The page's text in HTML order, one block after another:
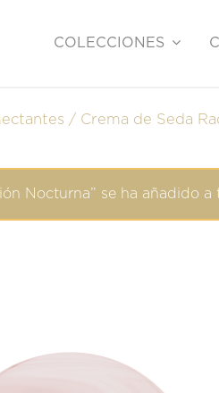
COLECCIONES
Crema de Seda
Nocturna” se ha añadido a